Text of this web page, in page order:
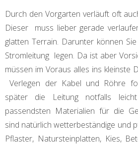
Durch den Vorgarten verläuft oft
Dieser muss lieber gerade
glatten Terrain. Darunter können
Stromleitung legen. Da ist aber
müssen im Voraus alles ins kleinste
Verlegen der Kabel und Röhre
später die Leitung notfalls
passendsten Materialien für die
sind natürlich wetterbeständige und
Pflaster, Natursteinplatten, Kies,